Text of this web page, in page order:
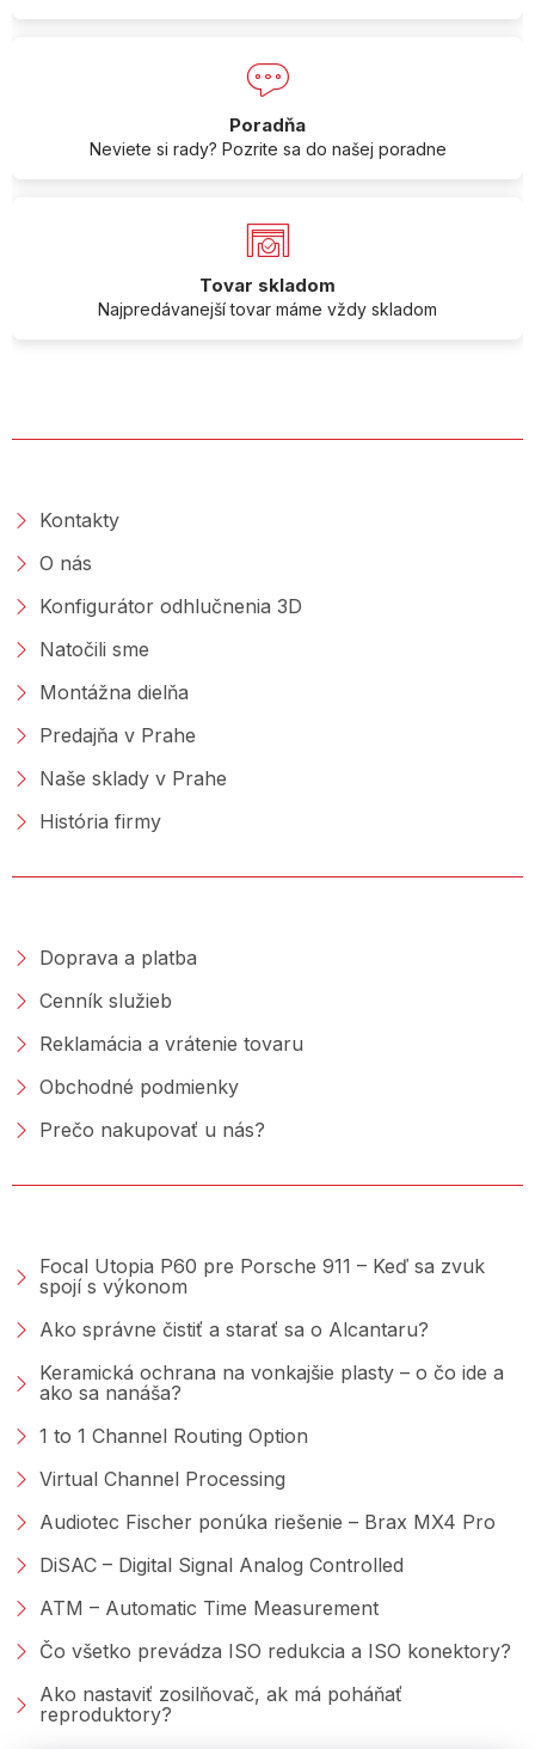
Poradňa
Neviete si rady? Pozrite sa do našej poradne
Tovar skladom
Najpredávanejší tovar máme vždy skladom
Kontakty
O nás
Konfigurátor odhlučnenia 3D
Natočili sme
Montážna dielňa
Predajňa v Prahe
Naše sklady v Prahe
História firmy
Doprava a platba
Cenník služieb
Reklamácia a vrátenie tovaru
Obchodné podmienky
Prečo nakupovať u nás?
Focal Utopia P60 pre Porsche 911 – Keď sa zvuk
spojí s výkonom
Ako správne čistiť a starať sa o Alcantaru?
Keramická ochrana na vonkajšie plasty – o čo ide a
ako sa nanáša?
1 to 1 Channel Routing Option
Virtual Channel Processing
Audiotec Fischer ponúka riešenie – Brax MX4 Pro
DiSAC – Digital Signal Analog Controlled
ATM – Automatic Time Measurement
Čo všetko prevádza ISO redukcia a ISO konektory?
Ako nastaviť zosilňovač, ak má poháňať
reproduktory?